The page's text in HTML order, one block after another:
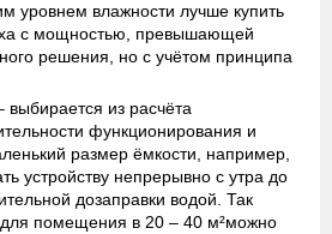
уровнем влажности лучше купить
с мощностью, превышающей
решения, но с учётом принципа
выбирается из расчёта
функционирования и
размер ёмкости, например,
устройству непрерывно с утра до
дозаправки водой. Так
помещения в 20 – 40 м²можно